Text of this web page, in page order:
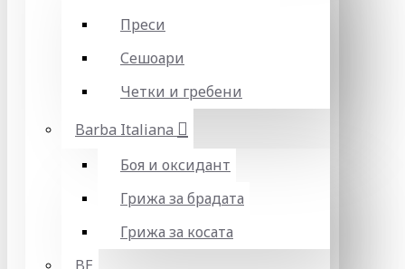
Преси
Сешоари
Четки и гребени
Barba Italiana
Боя и оксидант
Грижа за брадата
Грижа за косата